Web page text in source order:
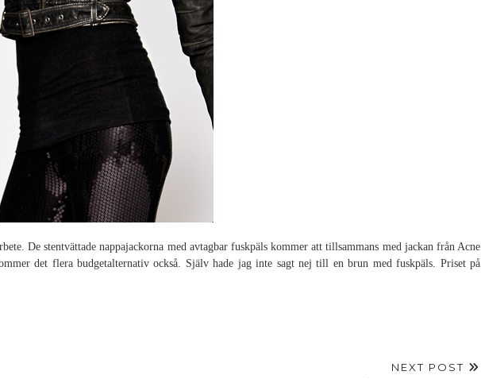
De stentvättade nappajackorna med avtagbar fuskpäls kommer att tillsammans med jackan från Acne
det flera budgetalternativ också. Själv hade jag inte sagt nej till en brun med fuskpäls. Priset på
NEXT POST